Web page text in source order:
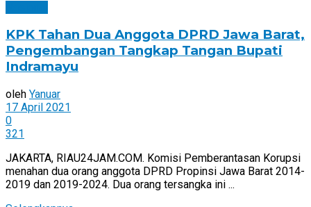
KPK Tahan Dua Anggota DPRD Jawa Barat,
Pengembangan Tangkap Tangan Bupati
Indramayu
oleh Yanuar
17 April 2021
0
321
JAKARTA, RIAU24JAM.COM. Komisi Pemberantasan Korupsi
menahan dua orang anggota DPRD Propinsi Jawa Barat 2014-
2019 dan 2019-2024. Dua orang tersangka ini ...